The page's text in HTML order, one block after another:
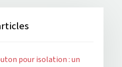
pour isolation : un